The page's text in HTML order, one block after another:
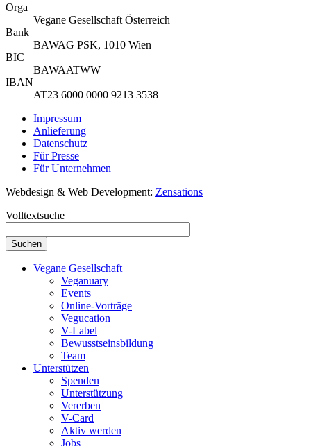
Orga
Vegane Gesellschaft Österreich
Bank
BAWAG PSK, 1010 Wien
BIC
BAWAATWW
IBAN
AT23 6000 0000 9213 3538
Impressum
Anlieferung
Datenschutz
Für Presse
Für Unternehmen
Webdesign & Web Development: Zensations
Volltextsuche
Vegane Gesellschaft
Veganuary
Events
Online-Vorträge
Vegucation
V-Label
Bewusstseinsbildung
Team
Unterstützen
Spenden
Unterstützung
Vererben
V-Card
Aktiv werden
Jobs